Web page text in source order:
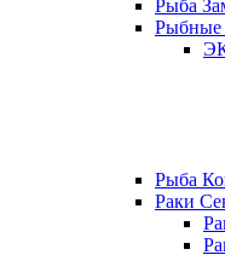
Рыба
Рыбные
Рыба
Раки